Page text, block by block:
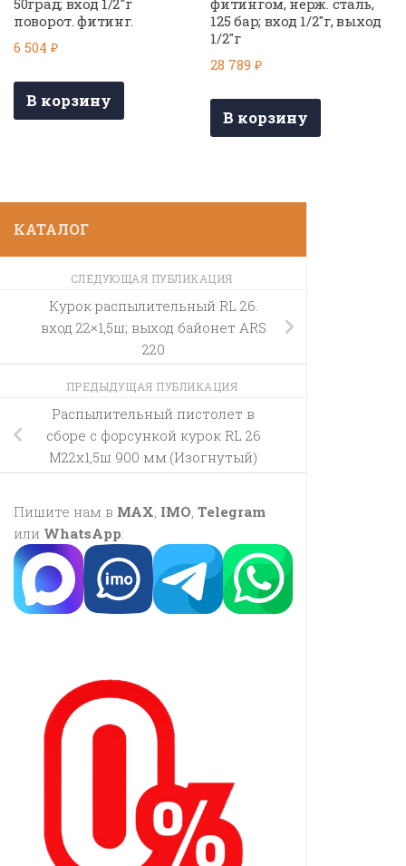
поворот. фитинг.
6 504 ₽
В корзину
125 бар; вход 1/2″г, выход
1/2″г
28 789₽
В корзину
КАТАЛОГ
СЛЕДУЮЩАЯ ПУБЛИКАЦИЯ
Курок распылительный RL 26.
вход 22×1,5ш; выход байонет ARS
220
ПРЕДЫДУЩАЯ ПУБЛИКАЦИЯ
Распылительный пистолет в
сборе с форсункой курок RL 26
М22х1,5ш 900 мм.(Изогнутый)
Пишите нам в MAX, IMO, Telegram
или WhatsApp: